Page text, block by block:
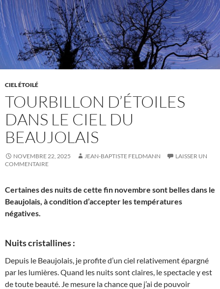
CIEL ÉTOILÉ
TOURBILLON D’ÉTOILES
DANS LE CIEL DU
BEAUJOLAIS
NOVEMBRE 22, 2025 JEAN-BAPTISTE FELDMANN
LAISSER UN
COMMENTAIRE
Certaines des nuits de cette fin novembre sont belles dans le
Beaujolais, à condition d’accepter les températures
négatives.
Nuits cristallines :
Depuis le Beaujolais, je profite d’un ciel relativement épargné
par les lumières. Quand les nuits sont claires, le spectacle y est
de toute beauté. Je mesure la chance que j’ai de pouvoir